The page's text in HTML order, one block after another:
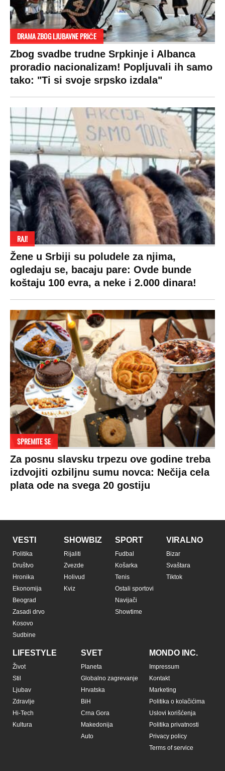
DRAMA ZBOG LJUBAVNE PRIČE
Zbog svadbe trudne Srpkinje i Albanca
proradio nacionalizam! Popljuvali ih samo
tako: "Ti si svoje srpsko izdala"
RAJ!
Žene u Srbiji su poludele za njima,
ogledaju se, bacaju pare: Ovde bunde
koštaju 100 evra, a neke i 2.000 dinara!
SPREMITE SE
Za posnu slavsku trpezu ove godine treba
izdvojiti ozbiljnu sumu novca: Nečija cela
plata ode na svega 20 gostiju
VESTI
Politika
Društvo
Hronika
Ekonomija
Beograd
Zasadi drvo
Kosovo
Sudbine
SHOWBIZ
Rijaliti
Zvezde
Holivud
Kviz
SPORT
Fudbal
Košarka
Tenis
Ostali sportovi
Navijači
Showtime
VIRALNO
Bizar
Svaštara
Tiktok
LIFESTYLE
Život
Stil
Ljubav
Zdravlje
Hi-Tech
Kultura
SVET
Planeta
Globalno zagrevanje
Hrvatska
BiH
Crna Gora
Makedonija
Auto
MONDO INC.
Impressum
Kontakt
Marketing
Politika o kolačićima
Uslovi korišćenja
Politika privatnosti
Privacy policy
Terms of service